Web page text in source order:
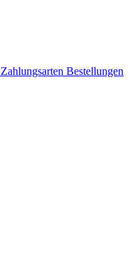
Zahlungsarten Bestellungen